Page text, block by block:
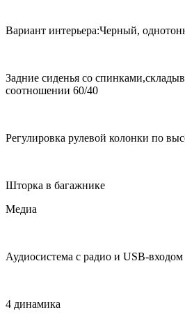
Вариант интерьера:Черный,
Задние сиденья со
соотношении 60/40
Регулировка рулевой колонки по
Шторка в багажнике
Медиа
Аудиосистема с радио и USB-входом
4 динамика